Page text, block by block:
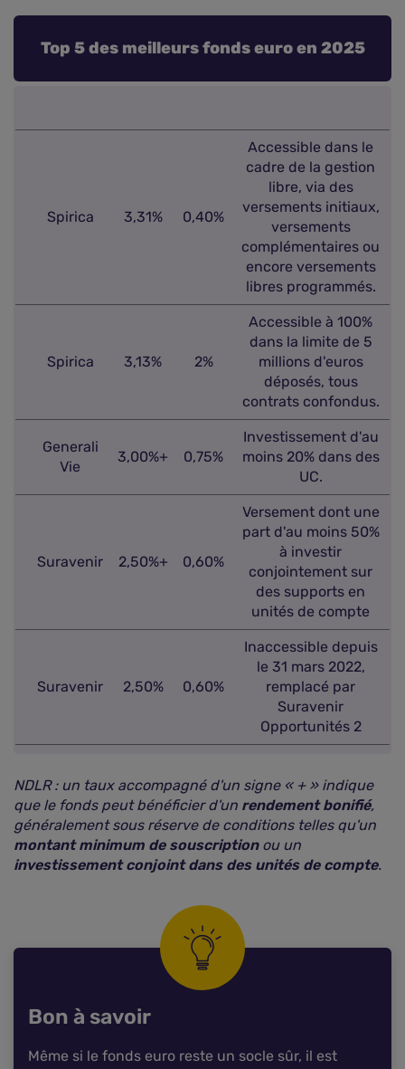
Top 5 des meilleurs fonds euro en 2025
Spirica 3,31% 0,40%
Accessible dans le
cadre de la gestion
libre, via des
versements initiaux,
versements
complémentaires ou
encore versements
libres programmés.
Spirica 3,13% 2%
Accessible à 100%
dans la limite de 5
millions d'euros
déposés, tous
contrats confondus.
Generali
Vie
3,00%+ 0,75%
Investissement d'au
moins 20% dans des
UC.
Suravenir 2,50%+ 0,60%
Versement dont une
part d'au moins 50%
à investir
conjointement sur
des supports en
unités de compte
Suravenir 2,50% 0,60%
Inaccessible depuis
le 31 mars 2022,
remplacé par
Suravenir
Opportunités 2
NDLR : un taux accompagné d'un signe « + » indique
que le fonds peut bénéficier d'un rendement bonifié,
généralement sous réserve de conditions telles qu'un
montant minimum de souscriptionou un
investissement conjoint dans des unités de compte.
Bon à savoir
Même si le fonds euro reste un socle sûr, il est